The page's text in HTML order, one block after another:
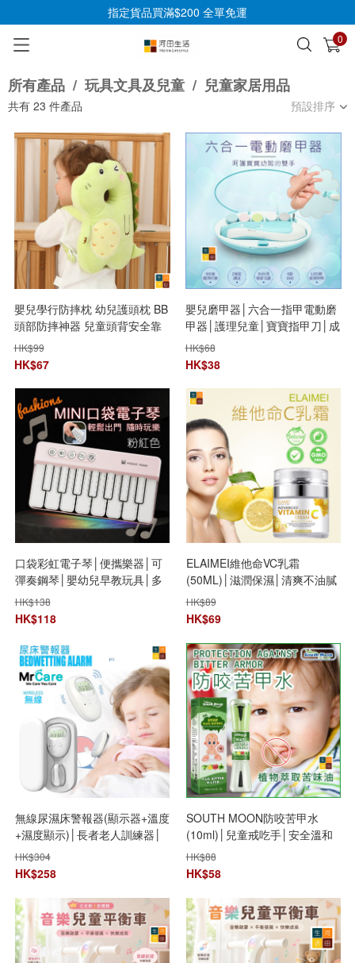
指定貨品買滿$200 全單免運
0
已加入購物車 查看
所有產品 / 玩具文具及兒童 / 兒童家居用品
共有 23 件產品 預設排序
嬰兒學行防摔枕 幼兒護頭枕 BB
頭部防摔神器 兒童頭背安全靠
墊背包
HK$99
HK$67
嬰兒磨甲器│六合一指甲電動磨
甲器│護理兒童│寶寶指甲刀│成
人指甲磨甲器
HK$68
HK$38
口袋彩虹電子琴│便攜樂器│可
彈奏鋼琴│嬰幼兒早教玩具│多
功能音樂玩具
HK$138
HK$118
ELAIMEI維他命VC乳霜
(50ML)│滋潤保濕│清爽不油膩
│提亮肌膚│維C乳霜
HK$89
HK$69
無線尿濕床警報器(顯示器+溫度
+濕度顯示)│長者老人訓練器│
嬰兒兒童尿床提醒器│TXQ-01
顯示器│無線遺尿警報器│夜尿
訓練器
HK$304
HK$258
SOUTH MOON防咬苦甲水
(10ml)│兒童戒吃手│安全溫和
指甲水│防咬指甲苦味劑│指甲
保護液│苦味護甲水
HK$88
HK$58